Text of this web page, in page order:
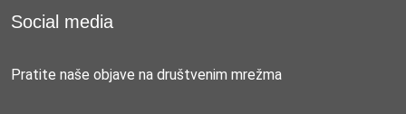
Social media
Pratite naše objave na društvenim mrežma